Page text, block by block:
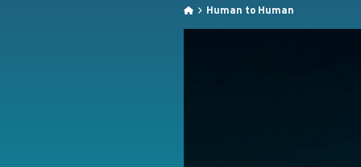
Human to Human